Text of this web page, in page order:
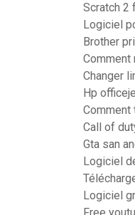
Scratch 2
Logiciel
Brother
Comment
Changer
Hp
Comment
Call of
Gta san
Logiciel
Logiciel